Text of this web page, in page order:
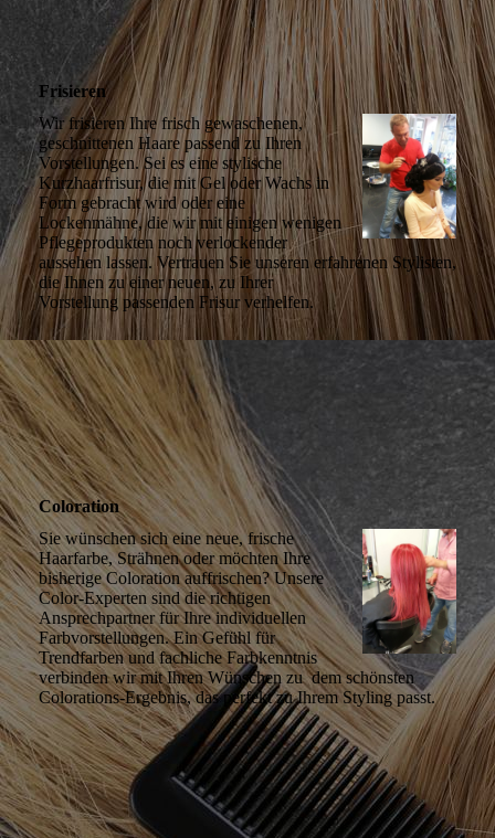
Frisieren
Wir frisieren Ihre frisch gewaschenen,
geschnittenen Haare passend zu Ihren
Vorstellungen. Sei es eine stylische
Kurzhaarfrisur, die mit Gel oder Wachs in
Form gebracht wird oder eine
Lockenmähne, die wir mit einigen wenigen
Pflegeprodukten noch verlockender
aussehen lassen. Vertrauen Sie unseren erfahrenen Stylisten,
die Ihnen zu einer neuen, zu Ihrer
Vorstellung passenden Frisur verhelfen.
Coloration
Sie wünschen sich eine neue, frische
Haarfarbe, Strähnen oder möchten Ihre
bisherige Coloration auffrischen? Unsere
Color-Experten sind die richtigen
Ansprechpartner für Ihre individuellen
Farbvorstellungen. Ein Gefühl für
Trendfarben und fachliche Farbkenntnis
verbinden wir mit Ihren Wünschen zu dem schönsten
Colorations-Ergebnis, das perfekt zu Ihrem Styling passt.